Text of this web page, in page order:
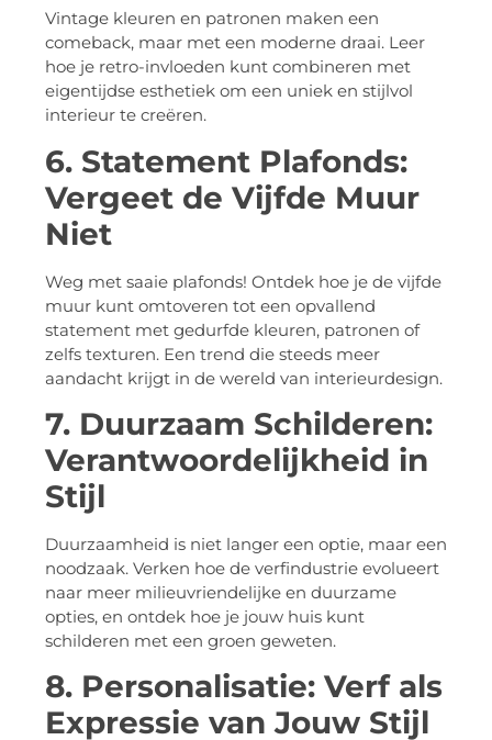
Vintage kleuren en patronen maken een
comeback, maar met een moderne draai. Leer
hoe je retro-invloeden kunt combineren met
eigentijdse esthetiek om een uniek en stijlvol
interieur te creëren.
6. Statement Plafonds:
Vergeet de Vijfde Muur
Niet
Weg met saaie plafonds! Ontdek hoe je de vijfde
muur kunt omtoveren tot een opvallend
statement met gedurfde kleuren, patronen of
zelfs texturen. Een trend die steeds meer
aandacht krijgt in de wereld van interieurdesign.
7. Duurzaam Schilderen:
Verantwoordelijkheid in
Stijl
Duurzaamheid is niet langer een optie, maar een
noodzaak. Verken hoe de verfindustrie evolueert
naar meer milieuvriendelijke en duurzame
opties, en ontdek hoe je jouw huis kunt
schilderen met een groen geweten.
8. Personalisatie: Verf als
Expressie van Jouw Stijl